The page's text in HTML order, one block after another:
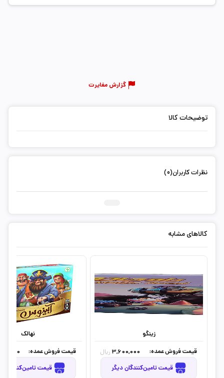
گزارش مغایرت
توضیحات کالا
نظرات کاربران(0)
کالاهای مشابه
زینگو
قیمت فروش عمده:
3,600,000 ریال
قیمت تامین‌کنندگان دیگر
نهالک
قیمت فروش عمده:
قیمت تامین‌کنندگان دیگر